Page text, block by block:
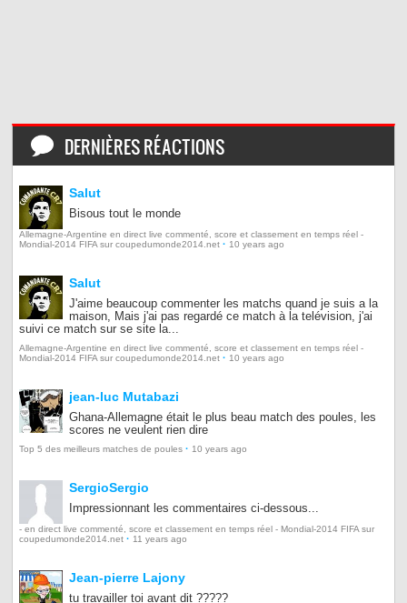
DERNIÈRES RÉACTIONS
Salut
Bisous tout le monde
Allemagne-Argentine en direct live commenté, score et classement en temps réel -
Mondial-2014 FIFA sur coupedumonde2014.net · 10 years ago
Salut
J'aime beaucoup commenter les matchs quand je suis a la
maison, Mais j'ai pas regardé ce match à la telévision, j'ai
suivi ce match sur se site la...
Allemagne-Argentine en direct live commenté, score et classement en temps réel -
Mondial-2014 FIFA sur coupedumonde2014.net · 10 years ago
jean-luc Mutabazi
Ghana-Allemagne était le plus beau match des poules, les
scores ne veulent rien dire
Top 5 des meilleurs matches de poules · 10 years ago
SergioSergio
Impressionnant les commentaires ci-dessous...
- en direct live commenté, score et classement en temps réel - Mondial-2014 FIFA sur
coupedumonde2014.net · 11 years ago
Jean-pierre Lajony
tu travailler toi avant dit ?????